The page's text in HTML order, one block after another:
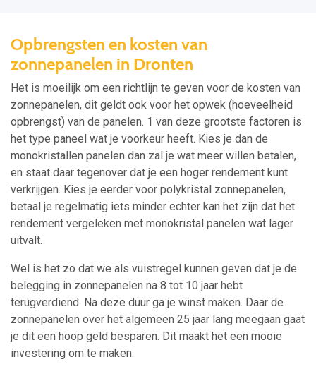
Opbrengsten en kosten van
zonnepanelen in Dronten
Het is moeilijk om een richtlijn te geven voor de kosten van
zonnepanelen, dit geldt ook voor het opwek (hoeveelheid
opbrengst) van de panelen. 1 van deze grootste factoren is
het type paneel wat je voorkeur heeft. Kies je dan de
monokristallen panelen dan zal je wat meer willen betalen,
en staat daar tegenover dat je een hoger rendement kunt
verkrijgen. Kies je eerder voor polykristal zonnepanelen,
betaal je regelmatig iets minder echter kan het zijn dat het
rendement vergeleken met monokristal panelen wat lager
uitvalt.
Wel is het zo dat we als vuistregel kunnen geven dat je de
belegging in zonnepanelen na 8 tot 10 jaar hebt
terugverdiend. Na deze duur ga je winst maken. Daar de
zonnepanelen over het algemeen 25 jaar lang meegaan gaat
je dit een hoop geld besparen. Dit maakt het een mooie
investering om te maken.